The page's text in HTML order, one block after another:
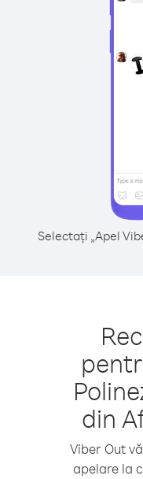
Selectați „Apel
din
Viber Out
apelare la